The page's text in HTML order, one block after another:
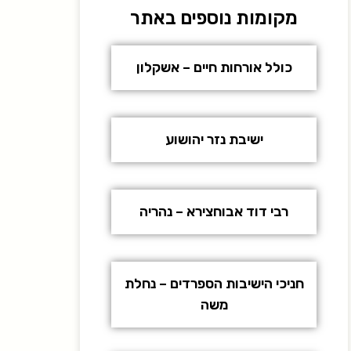
מקומות נוספים באתר
כולל אורחות חיים – אשקלון
ישיבת נזר יהושוע
רבי דוד אבוחצירא – נהריה
חניכי הישיבות הספרדים – נחלת
משה